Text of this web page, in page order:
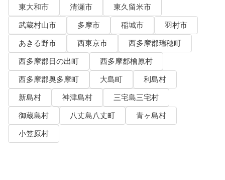
東大和市
清瀬市
東久留米市
武蔵村山市
多摩市 稲城市
羽村市
あきる野市
西東京市
西多摩郡瑞穂町
西多摩郡日の出町
西多摩郡檜原村
西多摩郡奥多摩町
大島町
利島村
新島村
神津島村
三宅島三宅村
御蔵島村
八丈島八丈町
青ヶ島村
小笠原村